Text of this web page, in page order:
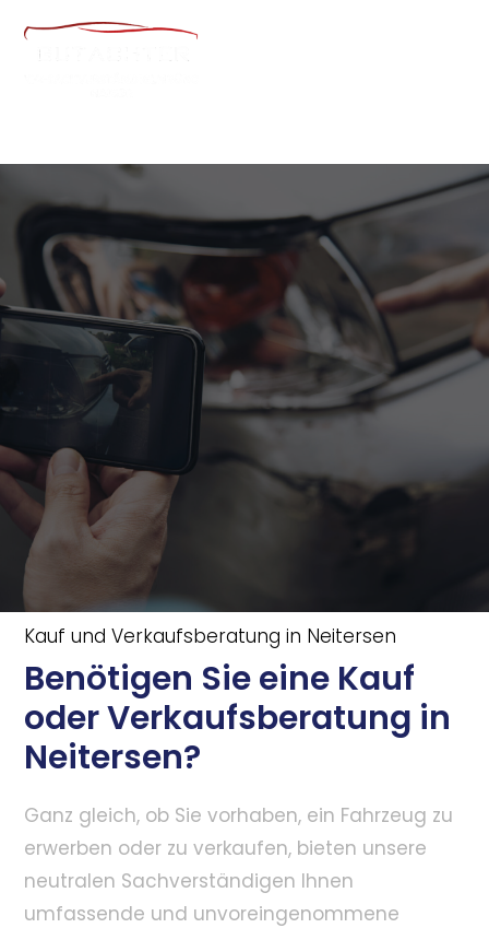
Kauf und Verkaufsberatung in Neitersen
Benötigen Sie eine Kauf
oder Verkaufsberatung in
Neitersen?
Ganz gleich, ob Sie vorhaben, ein Fahrzeug zu
erwerben oder zu verkaufen, bieten unsere
neutralen Sachverständigen Ihnen
umfassende und unvoreingenommene